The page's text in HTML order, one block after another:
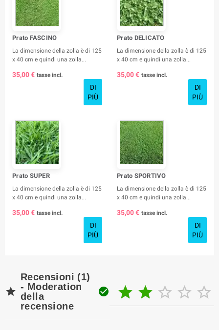
Prato FASCINO
La dimensione della zolla è di 125
x 40 cm e quindi una zolla...
35,00 € tasse incl.
DI
PIÙ
Prato DELICATO
La dimensione della zolla è di 125
x 40 cm e quindi una zolla...
35,00 € tasse incl.
DI
PIÙ
Prato SUPER
La dimensione della zolla è di 125
x 40 cm e quindi una zolla...
35,00 € tasse incl.
DI
PIÙ
Prato SPORTIVO
La dimensione della zolla è di 125
x 40 cm e quindi una zolla...
35,00 € tasse incl.
DI
PIÙ

Recensioni (1)
- Moderation
della
recensione
     